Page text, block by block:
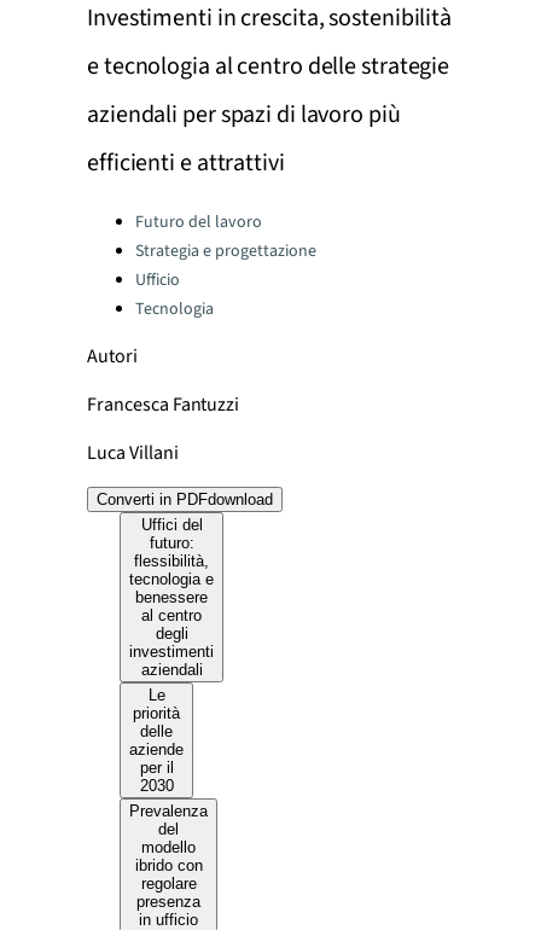
Investimenti in crescita, sostenibilità
e tecnologia al centro delle strategie
aziendali per spazi di lavoro più
efficienti e attrattivi
Categories:Futuro del lavoro
Strategia e progettazione
Ufficio
Tecnologia
Autori
Francesca Fantuzzi
Luca Villani
Converti in PDFdownload
Uffici del
futuro:
flessibilità,
tecnologia e
benessere
al centro
degli
investimenti
aziendali
Le
priorità
delle
aziende
per il
2030
Prevalenza
del
modello
ibrido con
regolare
presenza
in ufficio